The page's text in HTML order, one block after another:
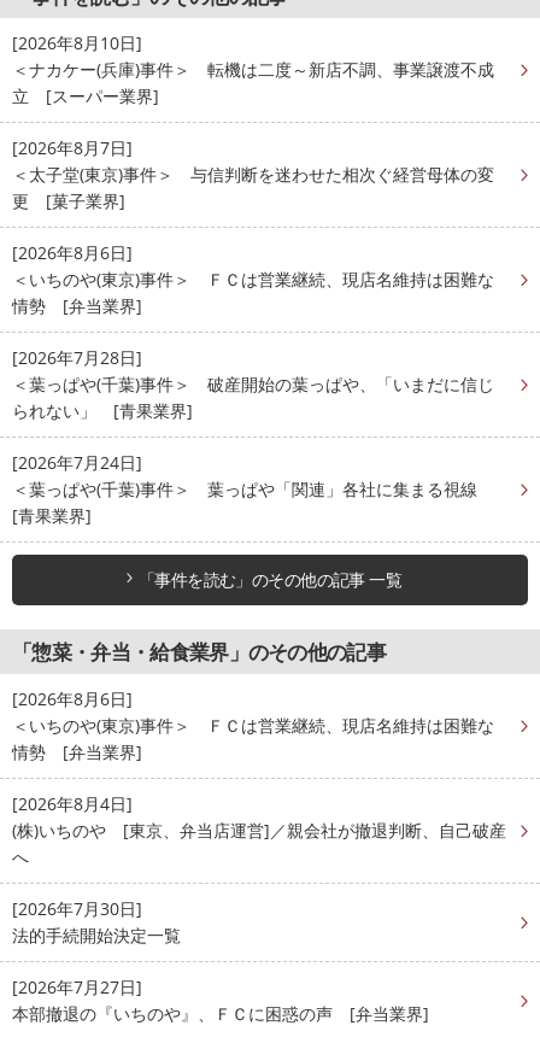
[2026年8月10日]
＜ナカケー(兵庫)事件＞ 転機は二度～新店不調、事業譲渡不成
立 [スーパー業界]
[2026年8月7日]
＜太子堂(東京)事件＞ 与信判断を迷わせた相次ぐ経営母体の変
更 [菓子業界]
[2026年8月6日]
＜いちのや(東京)事件＞ ＦＣは営業継続、現店名維持は困難な
情勢 [弁当業界]
[2026年7月28日]
＜葉っぱや(千葉)事件＞ 破産開始の葉っぱや、「いまだに信じ
られない」 [青果業界]
[2026年7月24日]
＜葉っぱや(千葉)事件＞ 葉っぱや「関連」各社に集まる視線
[青果業界]
「事件を読む」のその他の記事 一覧
「惣菜・弁当・給食業界」のその他の記事
[2026年8月6日]
＜いちのや(東京)事件＞ ＦＣは営業継続、現店名維持は困難な
情勢 [弁当業界]
[2026年8月4日]
(株)いちのや [東京、弁当店運営]／親会社が撤退判断、自己破産
へ
[2026年7月30日]
法的手続開始決定一覧
[2026年7月27日]
本部撤退の『いちのや』、ＦＣに困惑の声 [弁当業界]